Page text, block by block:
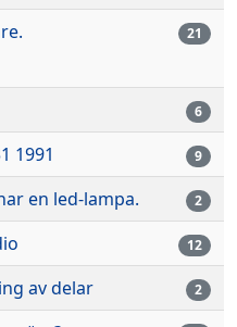
21
6
1991 9
en led-lampa. 2
12
av delar 2